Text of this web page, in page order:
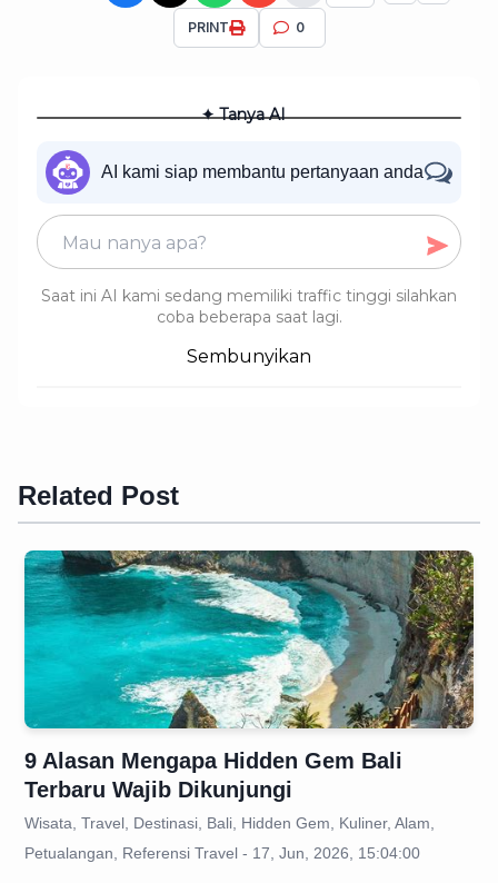
PRINT 0
✦ Tanya AI
AI kami siap membantu pertanyaan anda
Saat ini AI kami sedang memiliki traffic tinggi silahkan
coba beberapa saat lagi.
Sembunyikan
Related Post
9 Alasan Mengapa Hidden Gem Bali
Terbaru Wajib Dikunjungi
Wisata, Travel, Destinasi, Bali, Hidden Gem, Kuliner, Alam,
Petualangan, Referensi Travel - 17, Jun, 2026, 15:04:00